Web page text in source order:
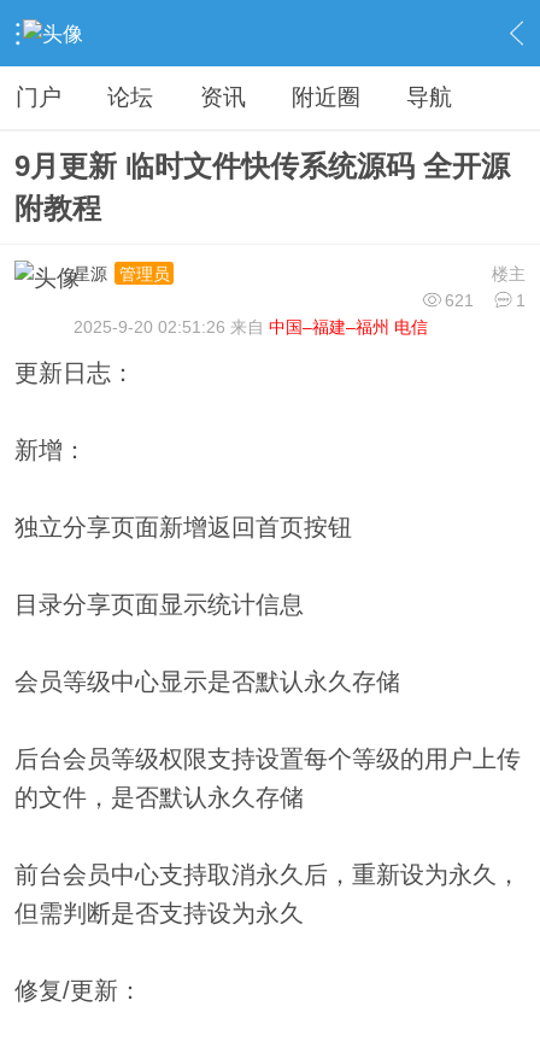
› 分类信息 › 源码模板 › 内容
门户 论坛 资讯 附近圈 导航
9月更新 临时文件快传系统源码 全开源
附教程
楼主
星源
管理员
621
1
2025-9-20 02:51:26 来自 中国–福建–福州 电信
更新日志：
新增：
独立分享页面新增返回首页按钮
目录分享页面显示统计信息
会员等级中心显示是否默认永久存储
后台会员等级权限支持设置每个等级的用户上传
的文件，是否默认永久存储
前台会员中心支持取消永久后，重新设为永久，
但需判断是否支持设为永久
修复/更新：